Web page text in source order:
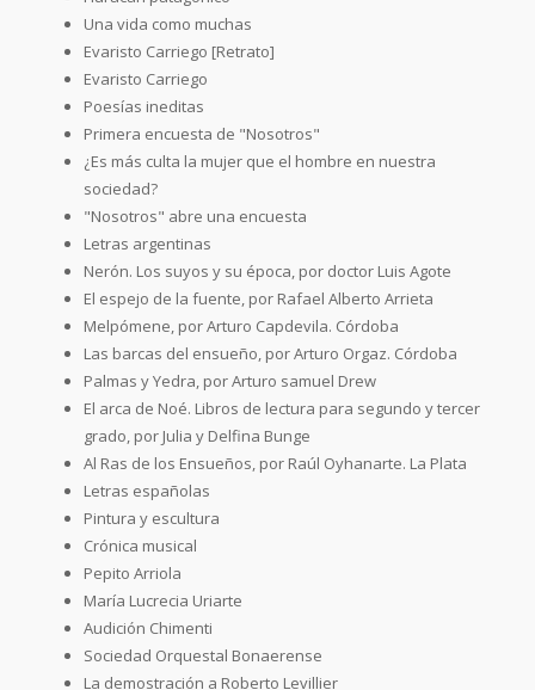
Una vida como muchas
Evaristo Carriego [Retrato]
Evaristo Carriego
Poesías ineditas
Primera encuesta de "Nosotros"
¿Es más culta la mujer que el hombre en nuestra
sociedad?
"Nosotros" abre una encuesta
Letras argentinas
Nerón. Los suyos y su época, por doctor Luis Agote
El espejo de la fuente, por Rafael Alberto Arrieta
Melpómene, por Arturo Capdevila. Córdoba
Las barcas del ensueño, por Arturo Orgaz. Córdoba
Palmas y Yedra, por Arturo samuel Drew
El arca de Noé. Libros de lectura para segundo y tercer
grado, por Julia y Delfina Bunge
Al Ras de los Ensueños, por Raúl Oyhanarte. La Plata
Letras españolas
Pintura y escultura
Crónica musical
Pepito Arriola
María Lucrecia Uriarte
Audición Chimenti
Sociedad Orquestal Bonaerense
La demostración a Roberto Levillier